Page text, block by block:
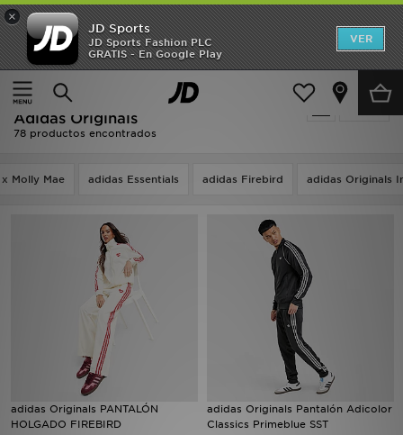
×
JD Sports
JD Sports Fashion PLC
GRATIS - En Google Play
VER
Página principal
Adidas Pantalones De Chandal - Adidas Originals
Adidas Pantalones De Chandal -
Adidas Originals
78 productos encontrados
Molly Mae adidas Essentials adidas Firebird adidas Originals
adidas Originals PANTALÓN
HOLGADO FIREBIRD
adidas Originals Pantalón Adicolor
Classics Primeblue SST
Hombre
Mujer
Niños
Deportes & Fitness
TARJETA REGALO